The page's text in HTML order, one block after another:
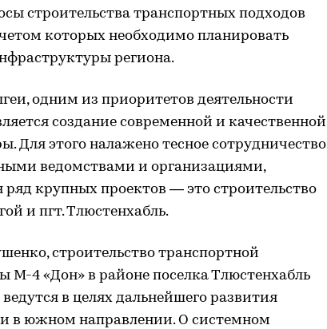
строительства транспортных подходов
которых необходимо планировать
региона.
одним из приоритетов деятельности
создание современной и качественной
Для этого налажено тесное сотрудничество
ведомствами и организациями,
крупных проектов — это строительство
и пгт. Тлюстенхабль.
строительство транспортной
М-4 «Дон» в районе поселка Тлюстенхабль
в целях дальнейшего развития
в южном направлении. О системном